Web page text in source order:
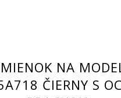
NA
ČIERNY S